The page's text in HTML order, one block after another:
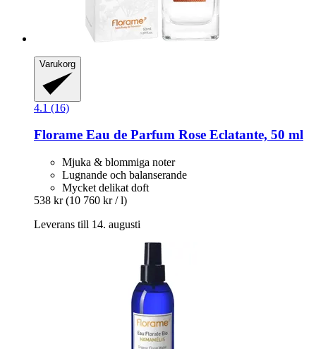
Varukorg
4.1 (16)
Florame Eau de Parfum Rose Eclatante, 50 ml
Mjuka & blommiga noter
Lugnande och balanserande
Mycket delikat doft
538 kr (10 760 kr / l)
Leverans till 14. augusti